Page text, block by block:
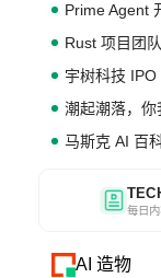
Prime Agent
Rust 项目团
宇树科技
潮起潮落，
马斯克 AI 百
每日
AI 造物